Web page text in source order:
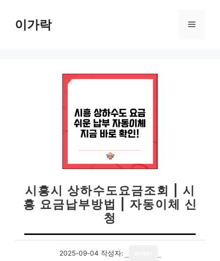
이가락 메
시흥시 상하수도요금조회 | 시
흥 요금납부방법 | 자동이체 신
청
2025-09-04 작성자: